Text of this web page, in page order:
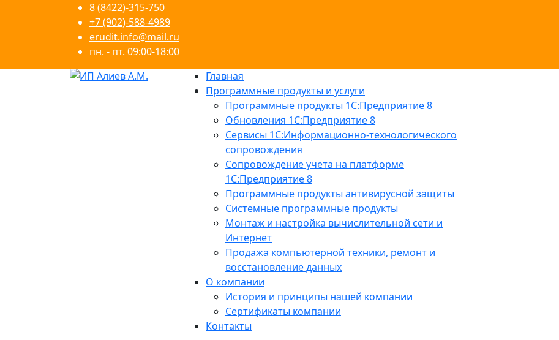
8 (8422)-315-750
+7 (902)-588-4989
erudit.info@mail.ru
пн. - пт. 09:00-18:00
Главная
Программные продукты и услуги
Программные продукты 1С:Предприятие 8
Обновления 1С:Предприятие 8
Сервисы 1С:Информационно-технологического
сопровождения
Сопровождение учета на платформе
1С:Предприятие 8
Программные продукты антивирусной защиты
Системные программные продукты
Монтаж и настройка вычислительной сети и
Интернет
Продажа компьютерной техники, ремонт и
восстановление данных
О компании
История и принципы нашей компании
Сертификаты компании
Контакты